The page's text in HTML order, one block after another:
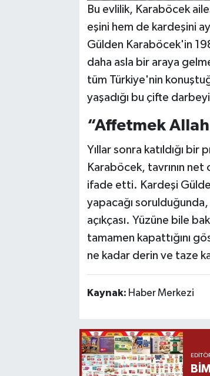
Bu evlilik, Karaböcek
eşini hem de kardeşini
Gülden Karaböcek'in
daha asla bir araya
tüm Türkiye'nin
yaşadığı bu çifte
“Affetmek
Yıllar sonra katıldığı
Karaböcek, tavrının net
ifade etti. Kardeşi
yapacağı
açıkçası. Yüzüne bile
tamamen kapattığını
ne kadar derin ve taze
Kaynak: Haber Merkezi